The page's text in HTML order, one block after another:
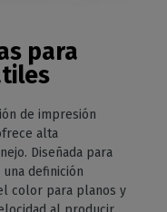
para
de impresión
alta
Diseñada para
definición
color para planos y